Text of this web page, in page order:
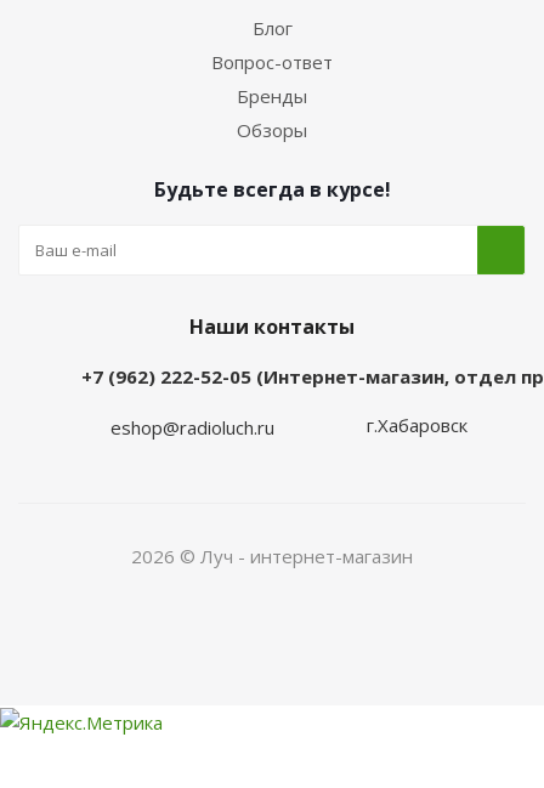
Блог
Вопрос-ответ
Бренды
Обзоры
Будьте всегда в курсе!
Наши контакты
+7 (962) 222-52-05 (Интернет-магазин, отдел
eshop@radioluch.ru г.Хабаровск
2026 © Луч - интернет-магазин